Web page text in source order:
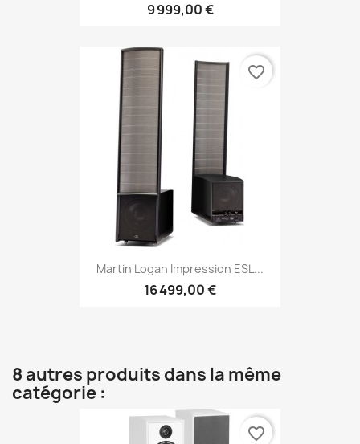
9 999,00 €
Martin Logan Impression ESL...
16 499,00 €
favorite_border
8 autres produits dans la même
catégorie :
favorite_border